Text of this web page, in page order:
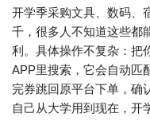
开学季采购文具、数码、
千，很多人不知道这些都
利。具体操作不复杂：把
APP里搜索，它会自动匹
完券跳回原平台下单，确
自己从大学用到现在，